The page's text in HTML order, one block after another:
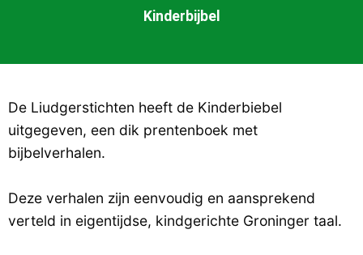
Kinderbijbel
De Liudgerstichten heeft de Kinderbiebel
uitgegeven, een dik prentenboek met
bijbelverhalen.
Deze verhalen zijn eenvoudig en aansprekend
verteld in eigentijdse, kindgerichte Groninger taal.